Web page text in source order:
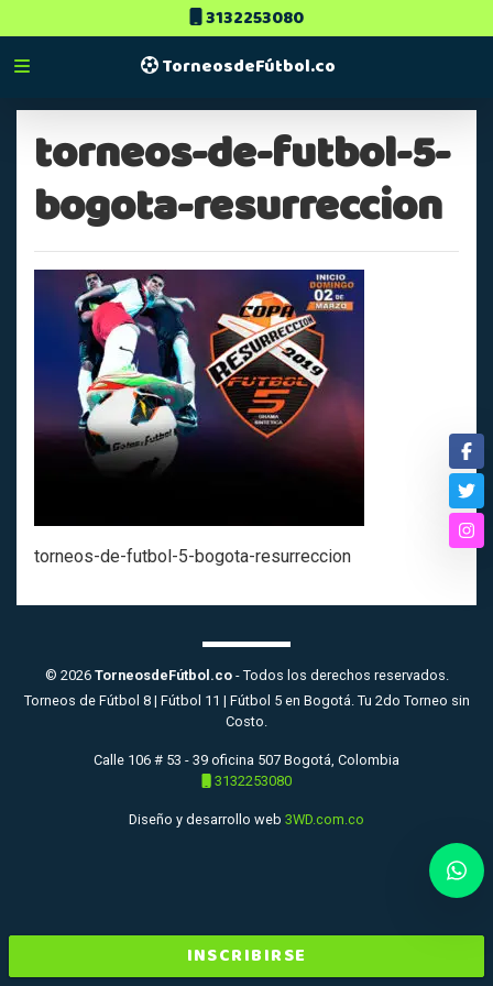
3132253080
TorneosdeFútbol.co
torneos-de-futbol-5-
bogota-resurreccion
torneos-de-futbol-5-bogota-resurreccion
INSCRIBIRSE
© 2026 TorneosdeFútbol.co- Todos los derechos reservados.
Torneos de Fútbol 8 | Fútbol 11 | Fútbol 5 en Bogotá. Tu 2do Torneo sin
Costo.
Calle 106 # 53 - 39 oficina 507 Bogotá, Colombia
3132253080
Diseño y desarrollo web 3WD.com.co